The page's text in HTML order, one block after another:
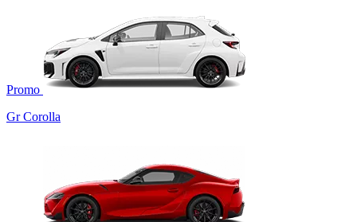
Promo
Gr Corolla